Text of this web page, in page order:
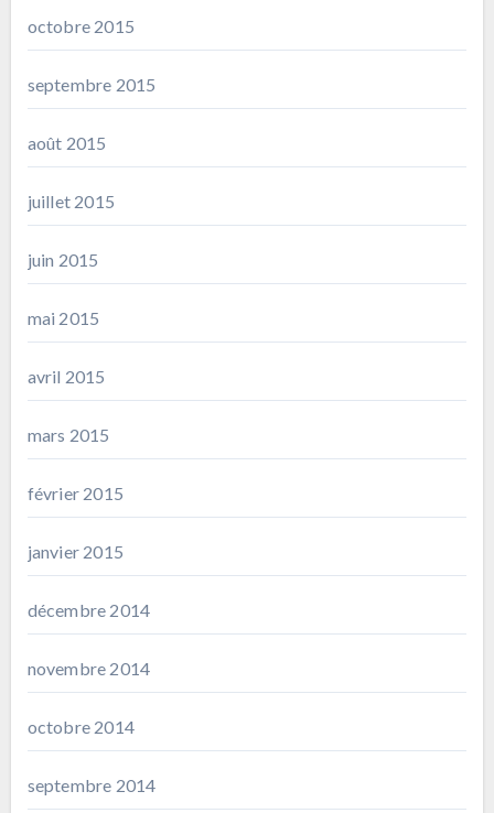
octobre 2015
septembre 2015
août 2015
juillet 2015
juin 2015
mai 2015
avril 2015
mars 2015
février 2015
janvier 2015
décembre 2014
novembre 2014
octobre 2014
septembre 2014